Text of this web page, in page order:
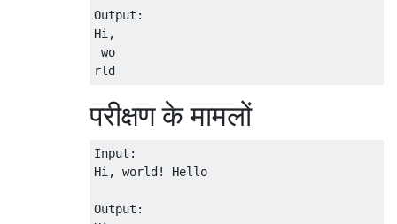
Output:
Hi,
wo
परीक्षण के मामलों
Input:
Hi, world! Hello
Output: